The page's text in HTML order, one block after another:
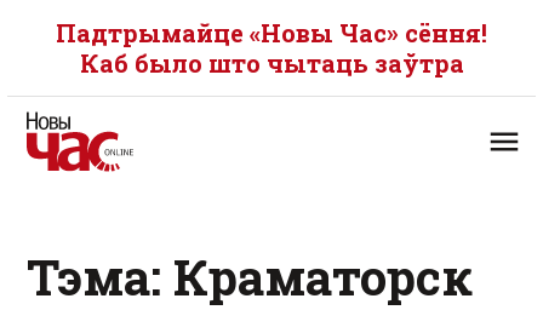
Падтрымайце «Новы Час» сёння!
Каб было што чытаць заўтра
Тэма: Краматорск